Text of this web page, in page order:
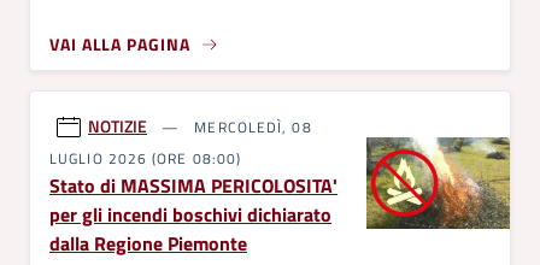
VAI ALLA PAGINA
NOTIZIE
MERCOLEDÌ, 08
LUGLIO 2026 (ORE 08:00)
Stato di MASSIMA PERICOLOSITA'
per gli incendi boschivi dichiarato
dalla Regione Piemonte